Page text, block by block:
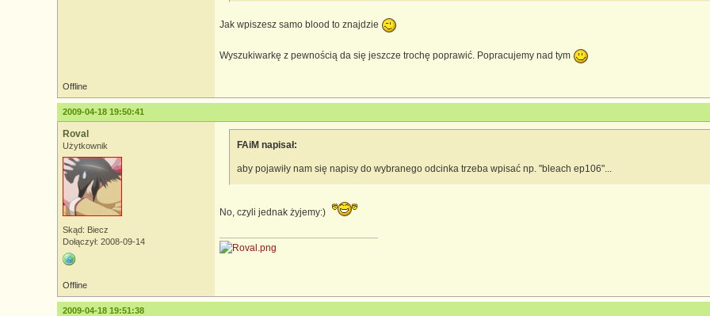
Jak wpiszesz samo blood to znajdzie
Wyszukiwarkę z pewnością da się jeszcze trochę poprawić. Popracujemy nad tym
Offline
2009-04-18 19:50:41
Roval
Użytkownik
Skąd: Biecz
Dołączył: 2008-09-14
FAiM napisał:
aby pojawiły nam się napisy do wybranego odcinka trzeba wpisać np. "bleach ep106"...
No, czyli jednak żyjemy:)
Offline
2009-04-18 19:51:38